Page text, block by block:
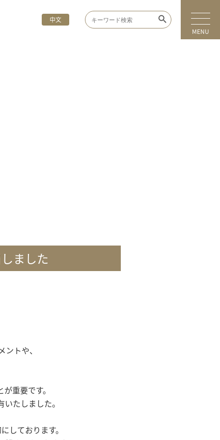
中文 Search
for:
Search Button
MENU
ました
トや、
重要です。
たしました。
しております。